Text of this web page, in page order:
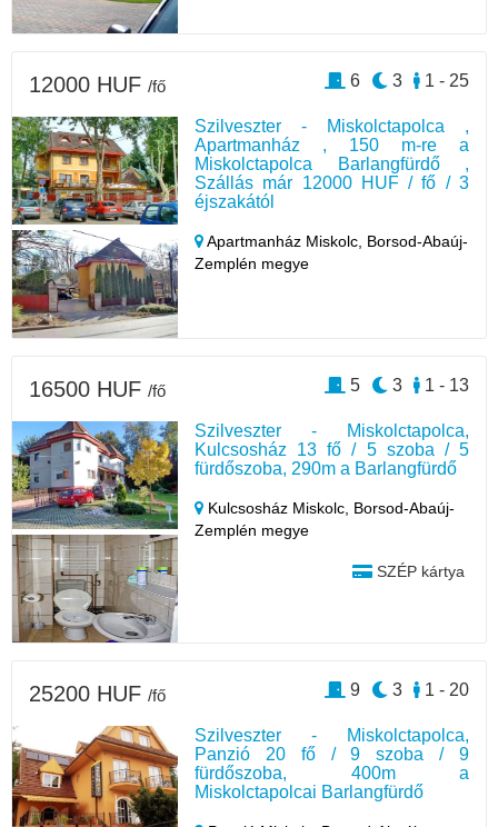
Szilveszter - Miskolctapolca ,
Apartmanház , 150 m-re a
Miskolctapolca Barlangfürdő ,
Szállás már 12000 HUF / fő / 3
éjszakától
Apartmanház Miskolc, Borsod-Abaúj-
Zemplén megye
12000 HUF /fő 1 - 25
3
6
Szilveszter - Miskolctapolca,
Kulcsosház 13 fő / 5 szoba / 5
fürdőszoba, 290m a Barlangfürdő
Kulcsosház Miskolc, Borsod-Abaúj-
Zemplén megye
SZÉP kártya
16500 HUF /fő 1 - 13
3
5
Szilveszter - Miskolctapolca,
Panzió 20 fő / 9 szoba / 9
fürdőszoba, 400m a
Miskolctapolcai Barlangfürdő
25200 HUF /fő 1 - 20
3
9